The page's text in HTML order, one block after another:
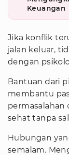
Keuangan
Jika konflik
jalan keluar,
dengan
Bantuan dari
membantu
permasalahan
sehat tanpa
Hubungan
semalam.